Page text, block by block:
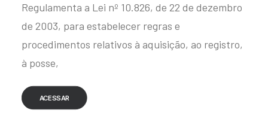
Regulamenta a Lei nº 10.826, de 22 de dezembro
de 2003, para estabelecer regras e
procedimentos relativos à aquisição, ao registro,
à posse,
ACESSAR